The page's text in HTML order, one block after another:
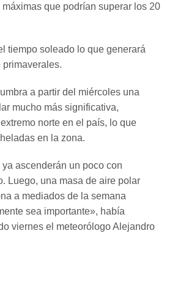
que podrían superar los 20
tiempo soleado lo que generará
primaverales.
a partir del miércoles una
mucho más significativa,
norte en el país, lo que
en la zona.
ascenderán un poco con
Luego, una masa de aire polar
a mediados de la semana
sea importante», había
viernes el meteorólogo Alejandro